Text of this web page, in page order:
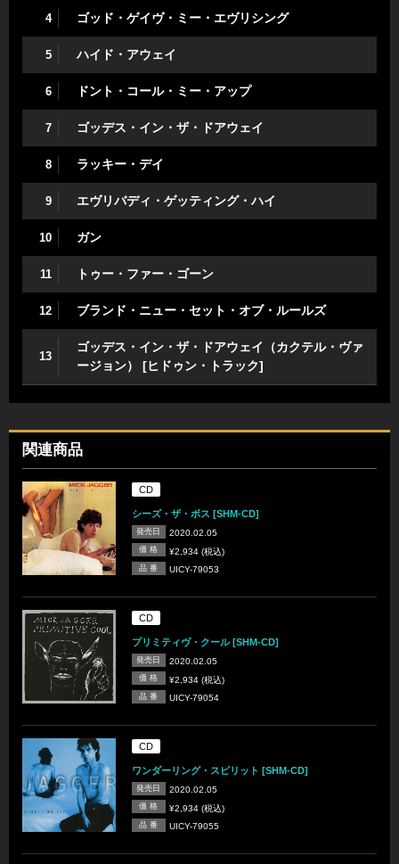
4 ゴッド・ゲイヴ・ミー・エヴリシング
5 ハイド・アウェイ
6 ドント・コール・ミー・アップ
7 ゴッデス・イン・ザ・ドアウェイ
8 ラッキー・デイ
9 エヴリバディ・ゲッティング・ハイ
10 ガン
11 トゥー・ファー・ゴーン
12 ブランド・ニュー・セット・オブ・ルールズ
13
ゴッデス・イン・ザ・ドアウェイ（カクテル・ヴァ
ージョン） [ヒドゥン・トラック]
関連商品
CD
シーズ・ザ・ボス [SHM-CD]
発売日 2020.02.05
価 格 ¥2,934 (税込)
品 番 UICY-79053
CD
プリミティヴ・クール [SHM-CD]
発売日 2020.02.05
価 格 ¥2,934 (税込)
品 番 UICY-79054
CD
ワンダーリング・スピリット [SHM-CD]
発売日 2020.02.05
価 格 ¥2,934 (税込)
品 番 UICY-79055